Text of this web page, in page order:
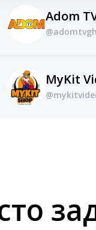
Adom
@adomtvgh
MyKit